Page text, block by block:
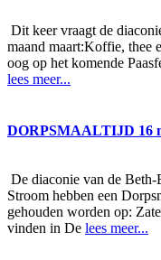
Dit keer vraagt de
maand maart:Koffie, thee
oog op het komende
lees meer...
DORPSMAALTIJD 16
De diaconie van de Beth-
Stroom hebben een
gehouden worden op:
vinden in De lees meer...